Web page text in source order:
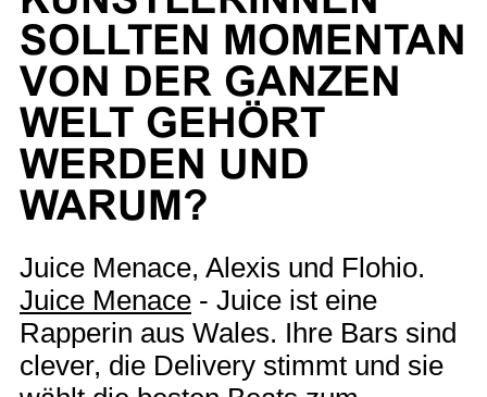
SOLLTEN MOMENTAN
VON DER GANZEN
WELT GEHÖRT
WERDEN UND
WARUM?
Juice Menace, Alexis und Flohio.
Juice Menace - Juice ist eine
Rapperin aus Wales. Ihre Bars sind
clever, die Delivery stimmt und sie